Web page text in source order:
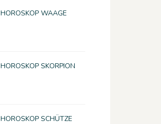
HOROSKOP WAAGE
HOROSKOP SKORPION
HOROSKOP SCHÜTZE